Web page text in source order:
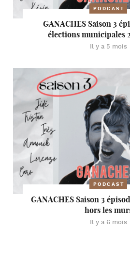
PODCAST
GANACHES Saison 3
élections municipales
Il y a 5 mois
PODCAST
GANACHES Saison 3
hors les
Il y a 6 mois